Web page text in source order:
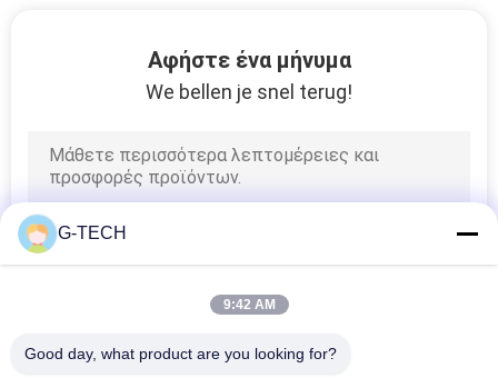
VRLA ρύθμισε την
όξινη μπαταρία
μολύβδου
Αφήστε ένα μήνυμα
We bellen je snel terug!
G-TECH
9:42 AM
Good day, what product are you looking for?